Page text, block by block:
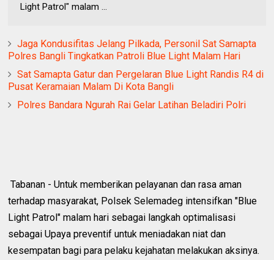
Light Patrol" malam ...
Jaga Kondusifitas Jelang Pilkada, Personil Sat Samapta
Polres Bangli Tingkatkan Patroli Blue Light Malam Hari
Sat Samapta Gatur dan Pergelaran Blue Light Randis R4 di
Pusat Keramaian Malam Di Kota Bangli
Polres Bandara Ngurah Rai Gelar Latihan Beladiri Polri
Tabanan - Untuk memberikan pelayanan dan rasa aman
terhadap masyarakat, Polsek Selemadeg intensifkan "Blue
Light Patrol" malam hari sebagai langkah optimalisasi
sebagai Upaya preventif untuk meniadakan niat dan
kesempatan bagi para pelaku kejahatan melakukan aksinya.